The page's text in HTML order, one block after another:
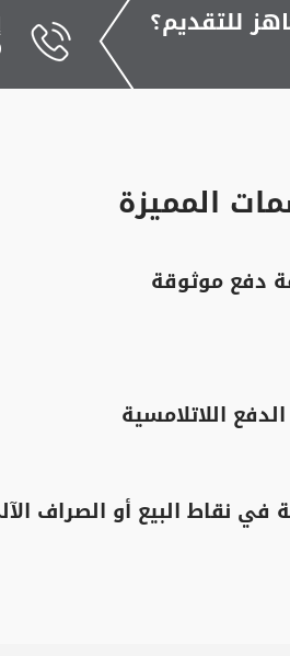
للتقديم؟
المميزة
دفع موثوقة
اللاتلامسية
في نقاط البيع أو الصراف